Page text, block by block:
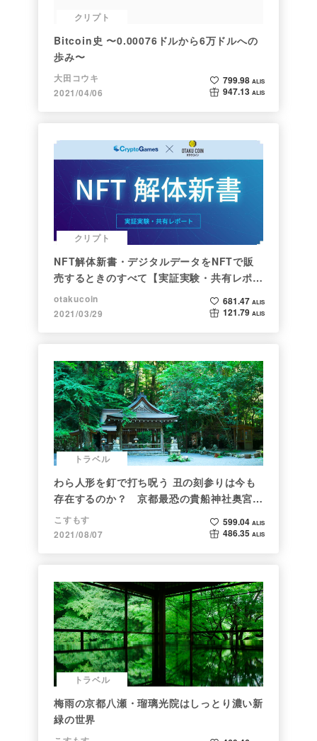
クリプト
Bitcoin史 〜0.00076ドルから6万ドルへの
歩み〜
大田コウキ
2021/04/06
799.98 ALIS
947.13 ALIS
クリプト
NFT解体新書・デジタルデータをNFTで販
売するときのすべて【実証実験・共有レポー
ト】
otakucoin
2021/03/29
681.47 ALIS
121.79 ALIS
トラベル
わら人形を釘で打ち呪う 丑の刻参りは今も
存在するのか？ 京都最恐の貴船神社奥宮を
調べた
こすもす
2021/08/07
599.04 ALIS
486.35 ALIS
トラベル
梅雨の京都八瀬・瑠璃光院はしっとり濃い新
緑の世界